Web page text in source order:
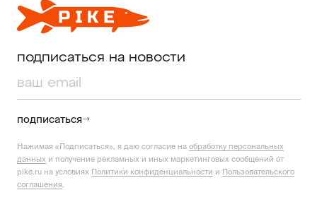
подписаться на новости
подписаться
Нажимая «Подписаться», я даю согласие на обработку персональных
данных и получение рекламных и иных маркетинговых сообщений от
pike.ru на условиях Политики конфиденциальности и Пользовательского
соглашения